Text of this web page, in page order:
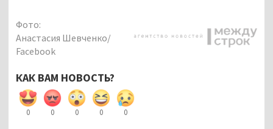
Фото:
Анастасия Шевченко/
Facebook
КАК ВАМ НОВОСТЬ?
0 0 0 0 0